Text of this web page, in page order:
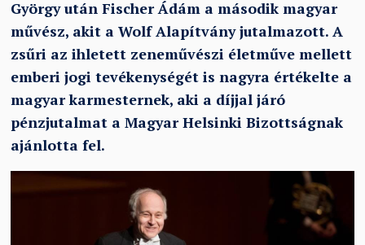
György után Fischer Ádám a második magyar
művész, akit a Wolf Alapítvány jutalmazott. A
zsűri az ihletett zeneművészi életműve mellett
emberi jogi tevékenységét is nagyra értékelte a
magyar karmesternek, aki a díjjal járó
pénzjutalmat a Magyar Helsinki Bizottságnak
ajánlotta fel.